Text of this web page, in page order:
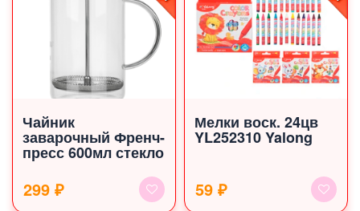
Чайник
заварочный Френч-
пресс 600мл стекло
299 ₽
Мелки воск. 24цв
YL252310 Yalong
59 ₽